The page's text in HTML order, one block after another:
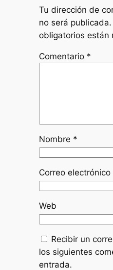
Tu dirección de
no será publicada.
obligatorios están
Comentario *
Nombre *
Correo electrónico
Web
Recibir un
los siguientes
entrada.